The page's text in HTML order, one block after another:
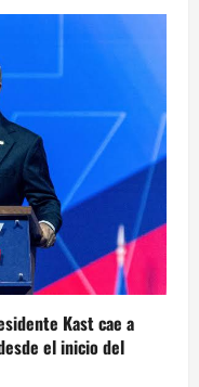
Kast cae a
el inicio del